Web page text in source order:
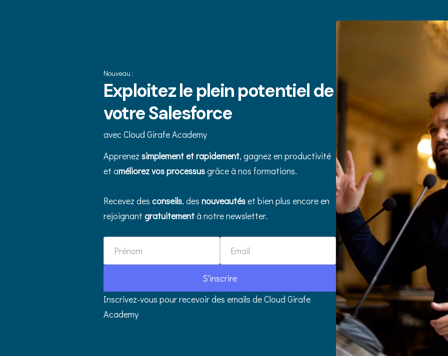
Nouveau :
Exploitez le plein potentiel de
votre Salesforce
avec Cloud Girafe Academy
Apprenez simplement et rapidement, gagnez en productivité
et améliorez vos processusgrâce à nos formations.
Recevez des conseils, des nouveautéset bien plus encore en
rejoignant gratuitementà notre newsletter.
S'inscrire
Inscrivez-vous pour recevoir des emails de Cloud Girafe
Academy